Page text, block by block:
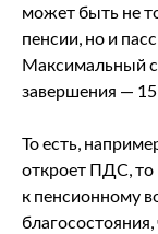
может быть не
пенсии, но и
Максимальный
завершения — 15
То есть,
откроет ПДС, то
к пенсионному